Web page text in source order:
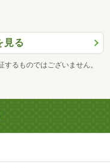
見る
るものではございません。